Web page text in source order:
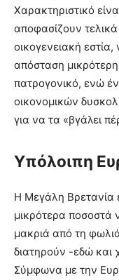
Χαρακτηριστικό
αποφασίζουν
οικογενειακή
απόσταση
πατρογονικό, ενώ
οικονομικών
για να τα «βγάλει
Υπόλοιπη
Η Μεγάλη Βρετανία
μικρότερα
μακριά από τη
διατηρούν -εδώ και
Σύμφωνα με την